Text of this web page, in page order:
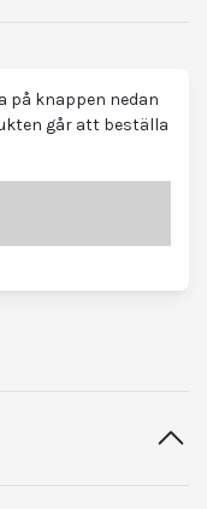
på knappen nedan
går att beställa